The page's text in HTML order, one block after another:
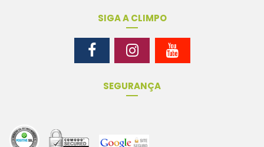
SIGA A CLIMPO
SEGURANÇA